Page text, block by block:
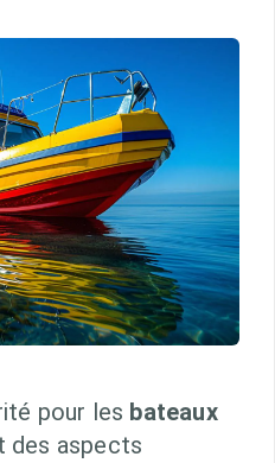
pour les bateaux
des aspects